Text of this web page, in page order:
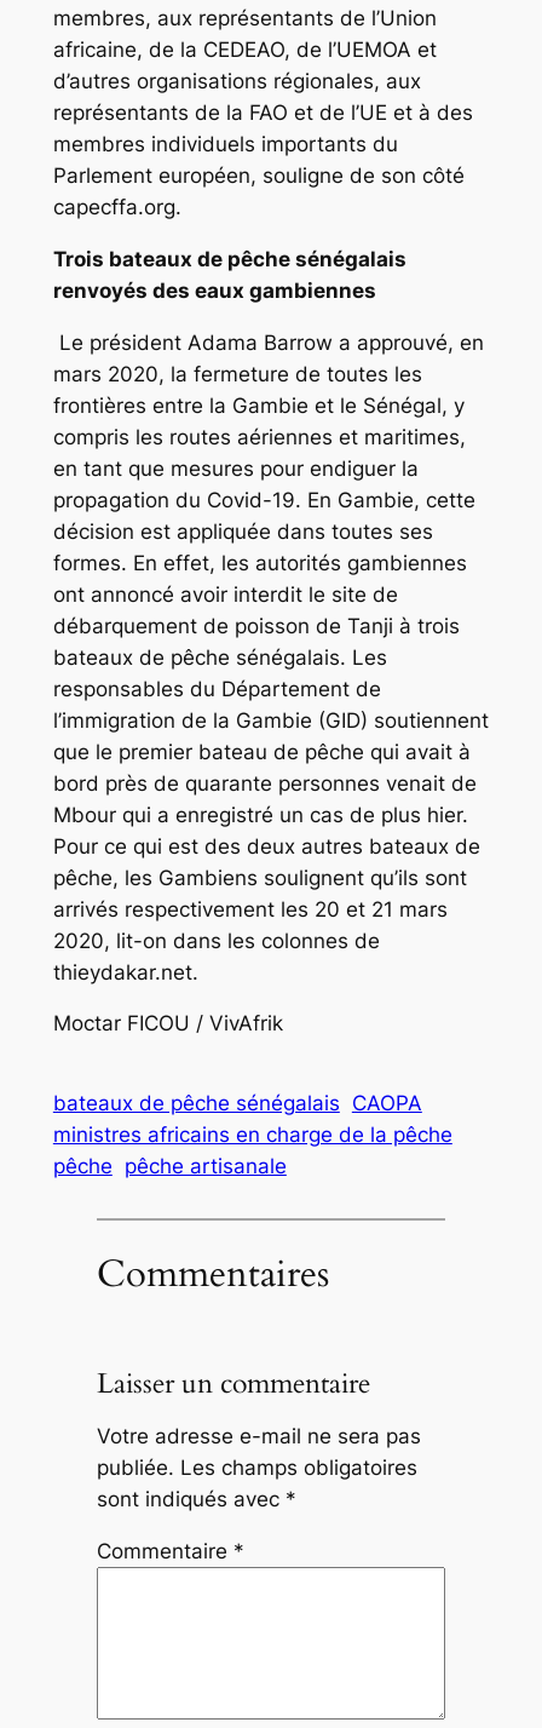
membres, aux représentants de l’Union
africaine, de la CEDEAO, de l’UEMOA et
d’autres organisations régionales, aux
représentants de la FAO et de l’UE et à des
membres individuels importants du
Parlement européen, souligne de son côté
capecffa.org.
Trois bateaux de pêche sénégalais
renvoyés des eaux gambiennes
Le président Adama Barrow a approuvé, en
mars 2020, la fermeture de toutes les
frontières entre la Gambie et le Sénégal, y
compris les routes aériennes et maritimes,
en tant que mesures pour endiguer la
propagation du Covid-19. En Gambie, cette
décision est appliquée dans toutes ses
formes. En effet, les autorités gambiennes
ont annoncé avoir interdit le site de
débarquement de poisson de Tanji à trois
bateaux de pêche sénégalais. Les
responsables du Département de
l’immigration de la Gambie (GID) soutiennent
que le premier bateau de pêche qui avait à
bord près de quarante personnes venait de
Mbour qui a enregistré un cas de plus hier.
Pour ce qui est des deux autres bateaux de
pêche, les Gambiens soulignent qu’ils sont
arrivés respectivement les 20 et 21 mars
2020, lit-on dans les colonnes de
thieydakar.net.
Moctar FICOU / VivAfrik
bateaux de pêche sénégalais CAOPA
ministres africains en charge de la pêche
pêche pêche artisanale
Commentaires
Laisser un commentaire
Votre adresse e-mail ne sera pas
publiée. Les champs obligatoires
sont indiqués avec *
Commentaire *